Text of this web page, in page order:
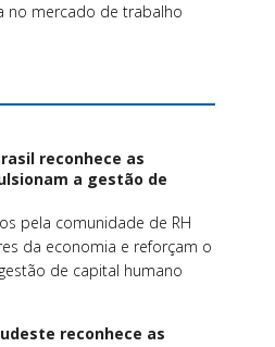
no mercado de trabalho
reconhece as
a gestão de
pela comunidade de RH
da economia e reforçam o
de capital humano
reconhece as